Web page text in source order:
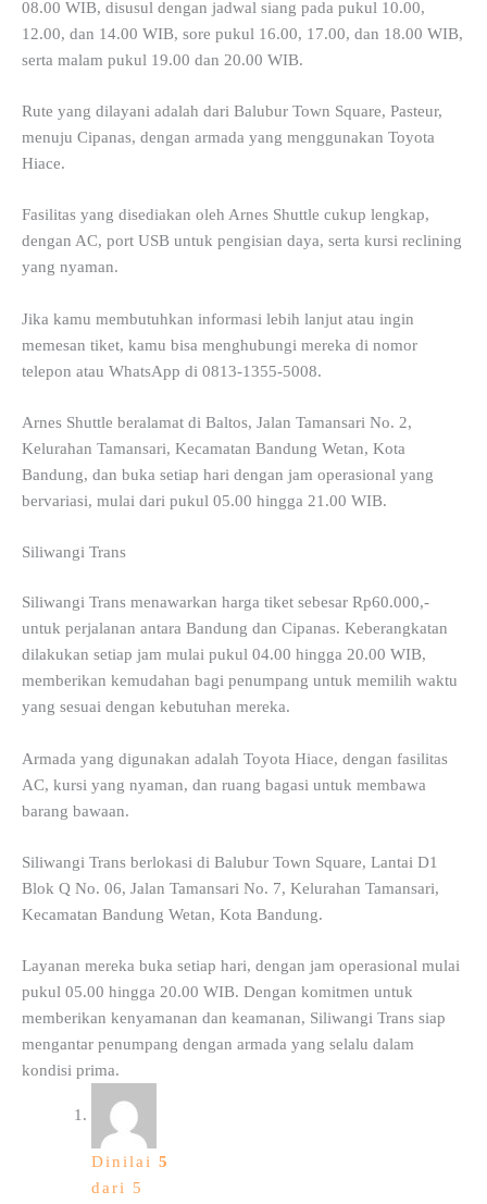
08.00 WIB, disusul dengan jadwal siang pada pukul 10.00,
12.00, dan 14.00 WIB, sore pukul 16.00, 17.00, dan 18.00 WIB,
serta malam pukul 19.00 dan 20.00 WIB.
Rute yang dilayani adalah dari Balubur Town Square, Pasteur,
menuju Cipanas, dengan armada yang menggunakan Toyota
Hiace.
Fasilitas yang disediakan oleh Arnes Shuttle cukup lengkap,
dengan AC, port USB untuk pengisian daya, serta kursi reclining
yang nyaman.
Jika kamu membutuhkan informasi lebih lanjut atau ingin
memesan tiket, kamu bisa menghubungi mereka di nomor
telepon atau WhatsApp di 0813-1355-5008.
Arnes Shuttle beralamat di Baltos, Jalan Tamansari No. 2,
Kelurahan Tamansari, Kecamatan Bandung Wetan, Kota
Bandung, dan buka setiap hari dengan jam operasional yang
bervariasi, mulai dari pukul 05.00 hingga 21.00 WIB.
Siliwangi Trans
Siliwangi Trans menawarkan harga tiket sebesar Rp60.000,-
untuk perjalanan antara Bandung dan Cipanas. Keberangkatan
dilakukan setiap jam mulai pukul 04.00 hingga 20.00 WIB,
memberikan kemudahan bagi penumpang untuk memilih waktu
yang sesuai dengan kebutuhan mereka.
Armada yang digunakan adalah Toyota Hiace, dengan fasilitas
AC, kursi yang nyaman, dan ruang bagasi untuk membawa
barang bawaan.
Siliwangi Trans berlokasi di Balubur Town Square, Lantai D1
Blok Q No. 06, Jalan Tamansari No. 7, Kelurahan Tamansari,
Kecamatan Bandung Wetan, Kota Bandung.
Layanan mereka buka setiap hari, dengan jam operasional mulai
pukul 05.00 hingga 20.00 WIB. Dengan komitmen untuk
memberikan kenyamanan dan keamanan, Siliwangi Trans siap
mengantar penumpang dengan armada yang selalu dalam
kondisi prima.
Dinilai 5
dari 5